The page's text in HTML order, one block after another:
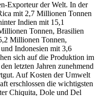
Exporteur der Welt. In der
mit 2,7 Millionen Tonnen
Indien mit 15,1
Tonnen, Brasilien
Millionen Tonnen,
Indonesien mit 3,6
sich auf die Produktion im
letzten Jahren zunehmend
Auf Kosten der Umwelt
erschlossen die wichtigsten
Chiquita, Dole und Del